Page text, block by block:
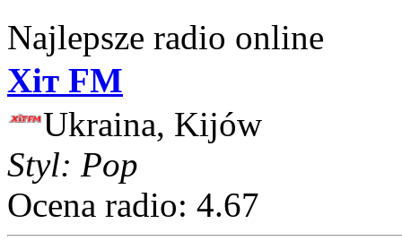
Najlepsze radio online
Хіт FM
Ukraina, Kijów
Styl: Pop
Ocena radio: 4.67